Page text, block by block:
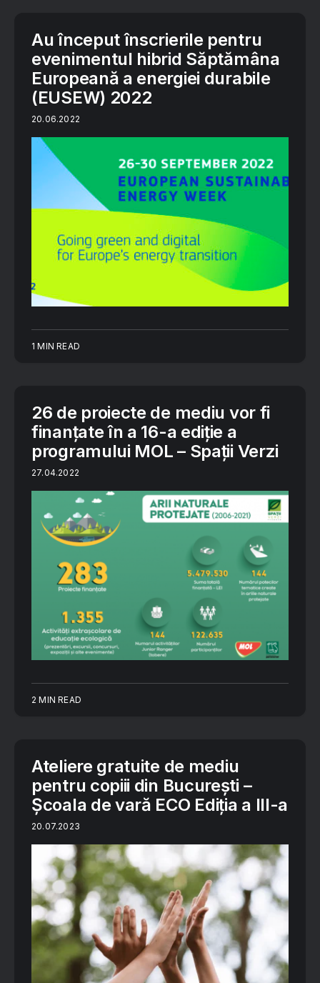
Au început înscrierile pentru
evenimentul hibrid Săptămâna
Europeană a energiei durabile
(EUSEW) 2022
20.06.2022
1 MIN READ
26 de proiecte de mediu vor fi
finanțate în a 16-a ediție a
programului MOL – Spații Verzi
27.04.2022
2 MIN READ
Ateliere gratuite de mediu
pentru copiii din București –
Școala de vară ECO Ediția a III-a
20.07.2023